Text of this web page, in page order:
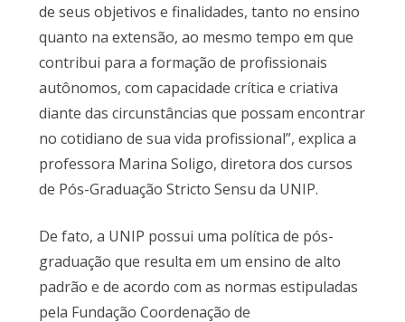
de seus objetivos e finalidades, tanto no ensino
quanto na extensão, ao mesmo tempo em que
contribui para a formação de profissionais
autônomos, com capacidade crítica e criativa
diante das circunstâncias que possam encontrar
no cotidiano de sua vida profissional”, explica a
professora Marina Soligo, diretora dos cursos
de Pós-Graduação Stricto Sensu da UNIP.
De fato, a UNIP possui uma política de pós-
graduação que resulta em um ensino de alto
padrão e de acordo com as normas estipuladas
pela Fundação Coordenação de